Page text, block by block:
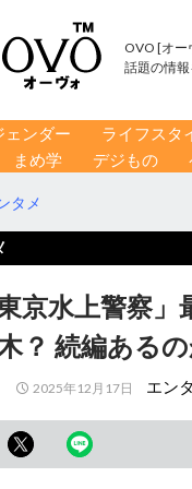
OVO [オー
話題の情
ェンダー ライフスタ
まめ学 デジもの
タメ
東京水上警察
？ 続編ある
2025年12月17日 エン